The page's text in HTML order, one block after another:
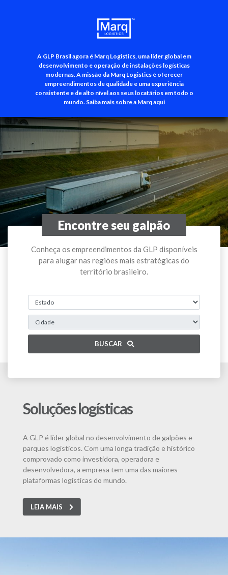
A GLP Brasil agora é Marq Logistics, uma líder global em
desenvolvimento e operação de instalações logísticas
modernas. A missão da Marq Logistics é oferecer
empreendimentos de qualidade e uma experiência
consistente e de alto nível aos seus locatários em todo o
mundo. Saiba mais sobre a Marq aqui
+55 (11) 3500-3700
Encontre seu galpão
Conheça os empreendimentos da GLP disponíveis
para alugar nas regiões mais estratégicas do
território brasileiro.
BUSCAR
Soluções logísticas
A GLP é líder global no desenvolvimento de galpões e
parques logísticos. Com uma longa tradição e histórico
comprovado como investidora, operadora e
desenvolvedora, a empresa tem uma das maiores
plataformas logísticas do mundo.
LEIA MAIS